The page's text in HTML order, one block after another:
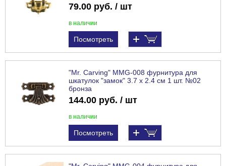
79.00 руб. / шт
в наличии
Посмотреть
"Mr. Carving" MMG-008 фурнитура для
шкатулок "замок" 3.7 x 2.4 см 1 шт. №02
бронза
144.00 руб. / шт
в наличии
Посмотреть